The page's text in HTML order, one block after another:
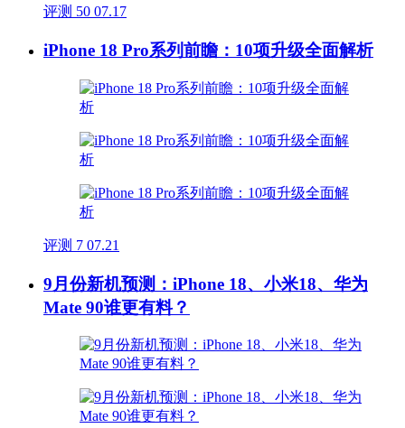
评测 50 07.17
iPhone 18 Pro系列前瞻：10项升级全面解析
评测 7 07.21
9月份新机预测：iPhone 18、小米18、华为
Mate 90谁更有料？